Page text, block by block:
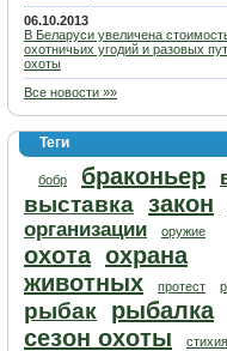
06.10.2013
В Беларуси увеличена
охотничьих угодий и разовых
охоты
Все новости »»
Теги
бобр браконьер
выставка закон
организации оружие
охота охрана
животных
протест
рыбак
рыбалка
сезон охоты
стихия